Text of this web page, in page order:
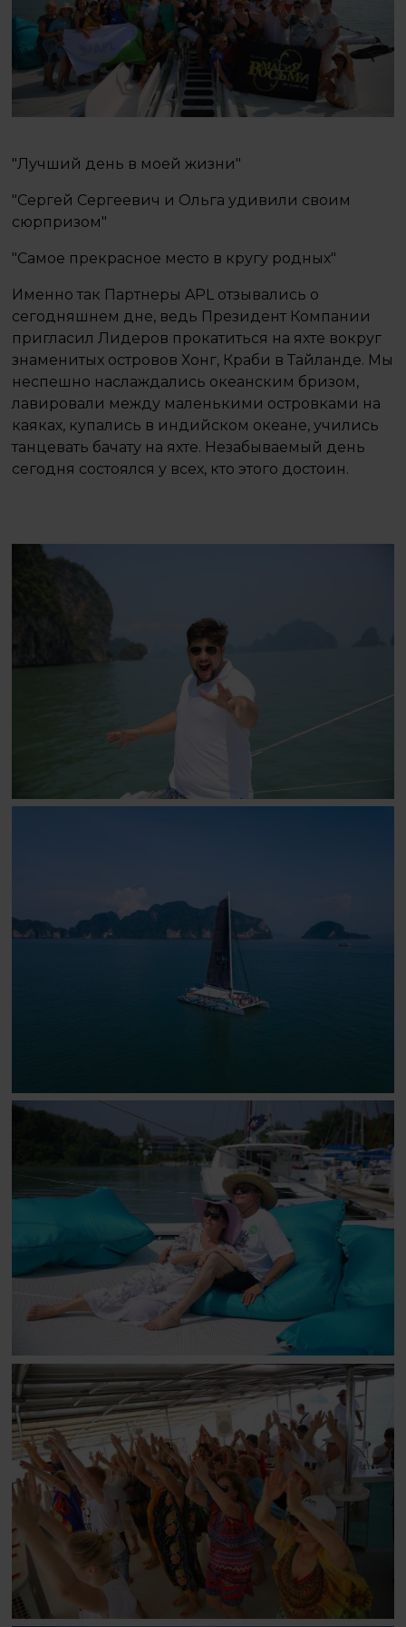
"Лучший день в моей жизни"
"Сергей Сергеевич и Ольга удивили своим
сюрпризом"
"Самое прекрасное место в кругу родных"
Именно так Партнеры APL отзывались о
сегодняшнем дне, ведь Президент Компании
пригласил Лидеров прокатиться на яхте вокруг
знаменитых островов Хонг, Краби в Тайланде. Мы
неспешно наслаждались океанским бризом,
лавировали между маленькими островками на
каяках, купались в индийском океане, учились
танцевать бачату на яхте. Незабываемый день
сегодня состоялся у всех, кто этого достоин.